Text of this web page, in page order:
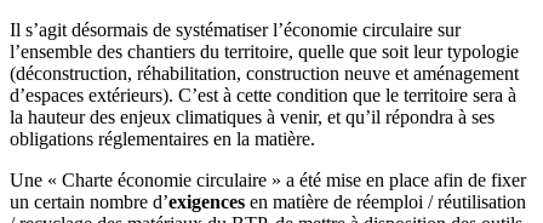
Il s’agit désormais de systématiser l’économie circulaire sur
l’ensemble des chantiers du territoire, quelle que soit leur typologie
(déconstruction, réhabilitation, construction neuve et aménagement
d’espaces extérieurs). C’est à cette condition que le territoire sera à
la hauteur des enjeux climatiques à venir, et qu’il répondra à ses
obligations réglementaires en la matière.
Une « Charte économie circulaire » a été mise en place afin de fixer
un certain nombre d’exigences en matière de réemploi / réutilisation